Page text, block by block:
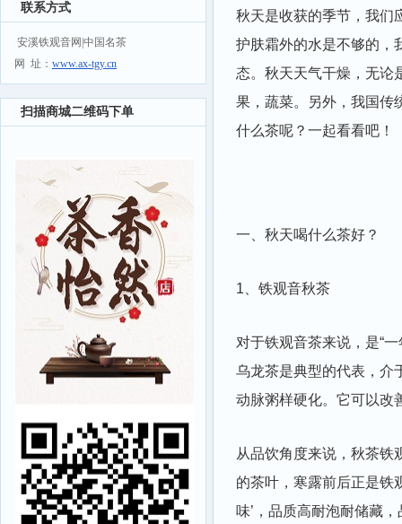
联系方式
安溪铁观音网|中国名茶
网 址： www.ax-tgy.cn
扫描商城二维码下单
秋天是收获的季节，我们
护肤霜外的水是不够的，
态。秋天天气干燥，无论
果，蔬菜。另外，我国传
什么茶呢？一起看看吧！
一、秋天喝什么茶好？
1、铁观音秋茶
对于铁观音茶来说，是“
乌龙茶是典型的代表，介
动脉粥样硬化。它可以改
从品饮角度来说，秋茶铁
的茶叶，寒露前后正是铁
味’，品质高耐泡耐储藏